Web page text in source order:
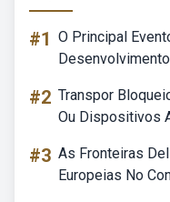
#1 O Principal
#2 Transpor
Ou Dispositivos
#3 As Fronteiras
Europeias No